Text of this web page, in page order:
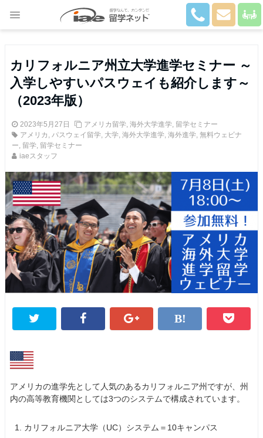
カリフォルニア州立大学進学セミナー ～
入学しやすいパスウェイも紹介します～
（2023年版）
2023年5月27日 アメリカ留学, 海外大学進学, 留学セミナー
アメリカ , パスウェイ留学, 大学, 海外大学進学, 海外進学, 無料ウェビナ
ー, 留学, 留学セミナー
iaeスタッフ
アメリカの進学先として人気のあるカリフォルニア州ですが、州
内の高等教育機関としては3つのシステムで構成されています。
カリフォルニア大学（UC）システム＝10キャンパス